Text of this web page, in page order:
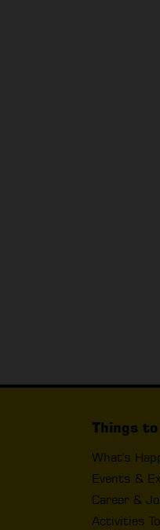
Things to
What's
Events &
Career &
Activities